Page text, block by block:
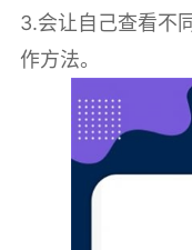
3.会让自己查看不
作方法。